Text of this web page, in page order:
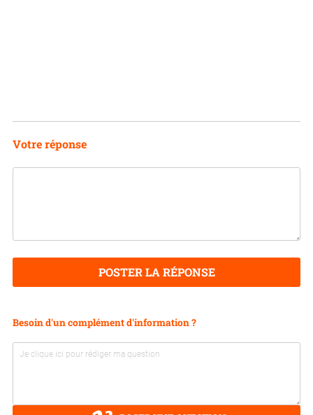
Votre réponse
POSTER LA RÉPONSE
Besoin d'un complément d'information ?